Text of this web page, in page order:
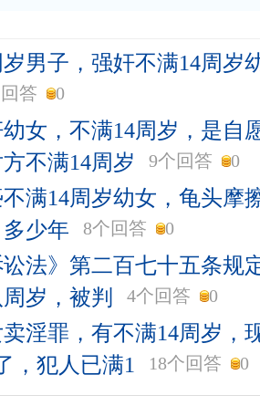
岁男子，强奸不满14周岁
答 0
女，不满14周岁，是自
方不满14周岁 9个回答 0
满14周岁幼女，龟头摩
少年 8个回答 0
讼法》第二百七十五条规
岁，被判 4个回答 0
淫罪，有不满14周岁，
，犯人已满1 18个回答 0